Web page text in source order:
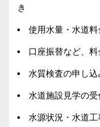
き
使用水量・水道
口座振替など、
水質検査の申し込
水道施設見学の受
水源状況・水道